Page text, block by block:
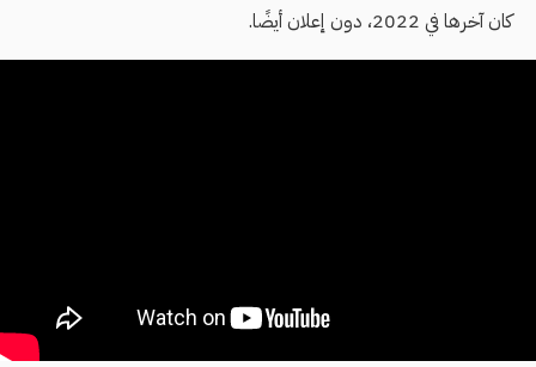
كان آخرها في 2022، دون إعلان أيضًا.